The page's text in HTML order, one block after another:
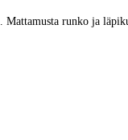
runko ja